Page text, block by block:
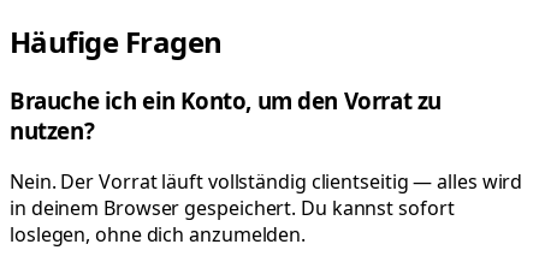
Häufige Fragen
Brauche ich ein Konto, um den Vorrat zu
nutzen?
Nein. Der Vorrat läuft vollständig clientseitig — alles wird
in deinem Browser gespeichert. Du kannst sofort
loslegen, ohne dich anzumelden.